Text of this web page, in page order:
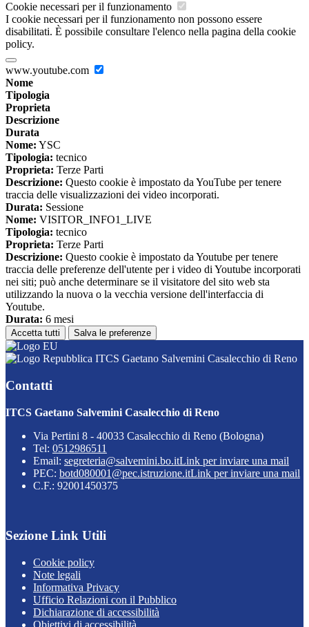
Cookie necessari per il funzionamento
I cookie necessari per il funzionamento non possono essere
disabilitati. È possibile consultare l'elenco nella pagina della cookie
policy.
www.youtube.com
Nome
Tipologia
Proprieta
Descrizione
Durata
Nome: YSC
Tipologia: tecnico
Proprieta: Terze Parti
Descrizione: Questo cookie è impostato da YouTube per tenere
traccia delle visualizzazioni dei video incorporati.
Durata: Sessione
Nome: VISITOR_INFO1_LIVE
Tipologia: tecnico
Proprieta: Terze Parti
Descrizione: Questo cookie è impostato da Youtube per tenere
traccia delle preferenze dell'utente per i video di Youtube incorporati
nei siti; può anche determinare se il visitatore del sito web sta
utilizzando la nuova o la vecchia versione dell'interfaccia di
Youtube.
Durata: 6 mesi
Accetta tutti Salva le preferenze
ITCS Gaetano Salvemini Casalecchio di Reno
Contatti
ITCS Gaetano Salvemini Casalecchio di Reno
Via Pertini 8 - 40033 Casalecchio di Reno (Bologna)
Tel: 0512986511
Email: segreteria@salvemini.bo.itLink per inviare una mail
PEC: botd080001@pec.istruzione.itLink per inviare una mail
C.F.: 92001450375
Sezione Link Utili
Cookie policy
Note legali
Informativa Privacy
Ufficio Relazioni con il Pubblico
Dichiarazione di accessibilità
Obiettivi di accessibilità